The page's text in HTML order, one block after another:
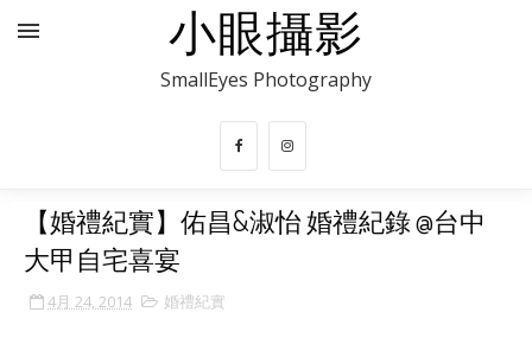
小眼攝影
SmallEyes Photography
【婚禮紀實】佑昌&淑怡 婚禮紀錄 @台中
大甲自宅喜宴
4月 24, 2014 婚禮紀實